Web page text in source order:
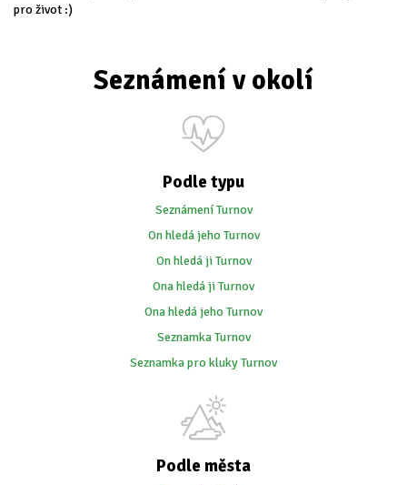
pro život :)
Seznámení v okolí
Podle typu
Seznámení Turnov
On hledá jeho Turnov
On hledá ji Turnov
Ona hledá ji Turnov
Ona hledá jeho Turnov
Seznamka Turnov
Seznamka pro kluky Turnov
Podle města